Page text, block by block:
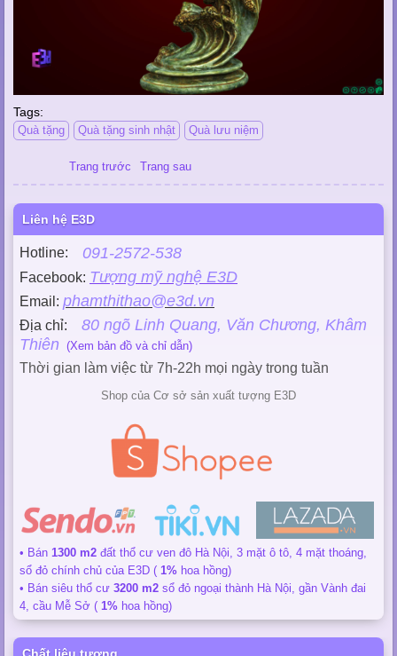
Tags:
Quà tặng Quà tặng sinh nhật Quà lưu niệm
Trang trước Trang sau
Liên hệ E3D
Hotline: 091-2572-538
Facebook: Tượng mỹ nghệ E3D
Email: phamthithao@e3d.vn
Địa chỉ: 80 ngõ Linh Quang, Văn Chương, Khâm
Thiên (Xem bản đồ và chỉ dẫn)
Thời gian làm việc từ 7h-22h mọi ngày trong tuần
Shop của Cơ sở sản xuất tượng E3D
• Bán 1300 m2 đất thổ cư ven đô Hà Nội, 3 mặt ô tô, 4 mặt thoáng,
sổ đỏ chính chủ của E3D ( 1% hoa hồng)
• Bán siêu thổ cư 3200 m2 sổ đỏ ngoại thành Hà Nội, gần Vành đai
4, cầu Mễ Sở ( 1% hoa hồng)